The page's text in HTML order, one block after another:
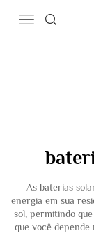
As baterias
energia em sua
sol, permitindo
que você depende